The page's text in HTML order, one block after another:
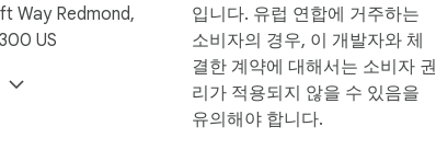
Way Redmond,
US
입니다. 유럽 연합에 거주하는
소비자의 경우, 이 개발자와 체
결한 계약에 대해서는 소비자 권
리가 적용되지 않을 수 있음을
유의해야 합니다.